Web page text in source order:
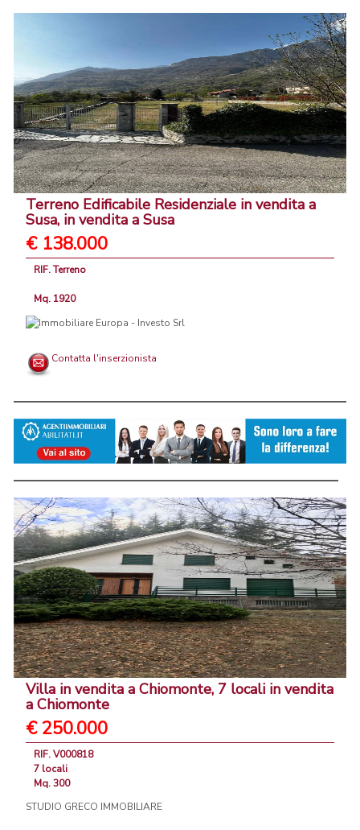
Terreno Edificabile Residenziale in vendita a
Susa, in vendita a Susa
€ 138.000
RIF. Terreno
Mq. 1920
Contatta l'inserzionista
Villa in vendita a Chiomonte, 7 locali in vendita
a Chiomonte
€ 250.000
RIF. V000818
7 locali
Mq. 300
STUDIO GRECO IMMOBILIARE